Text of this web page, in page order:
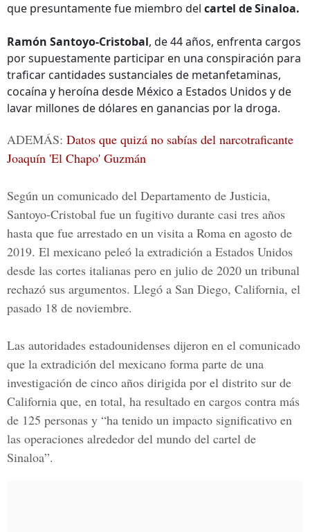
que presuntamente fue miembro del cartel de Sinaloa.
Ramón Santoyo-Cristobal, de 44 años, enfrenta cargos
por supuestamente participar en una conspiración para
traficar cantidades sustanciales de metanfetaminas,
cocaína y heroína desde México a Estados Unidos y de
lavar millones de dólares en ganancias por la droga.
ADEMÁS: Datos que quizá no sabías del narcotraficante
Joaquín 'El Chapo' Guzmán
Según un comunicado del Departamento de Justicia,
Santoyo-Cristobal fue un fugitivo durante casi tres años
hasta que fue arrestado en un visita a Roma en agosto de
2019. El mexicano peleó la extradición a Estados Unidos
desde las cortes italianas pero en julio de 2020 un tribunal
rechazó sus argumentos. Llegó a San Diego, California, el
pasado 18 de noviembre.
Las autoridades estadounidenses dijeron en el comunicado
que la extradición del mexicano forma parte de una
investigación de cinco años dirigida por el distrito sur de
California que, en total, ha resultado en cargos contra más
de 125 personas y “ha tenido un impacto significativo en
las operaciones alrededor del mundo del cartel de
Sinaloa”.